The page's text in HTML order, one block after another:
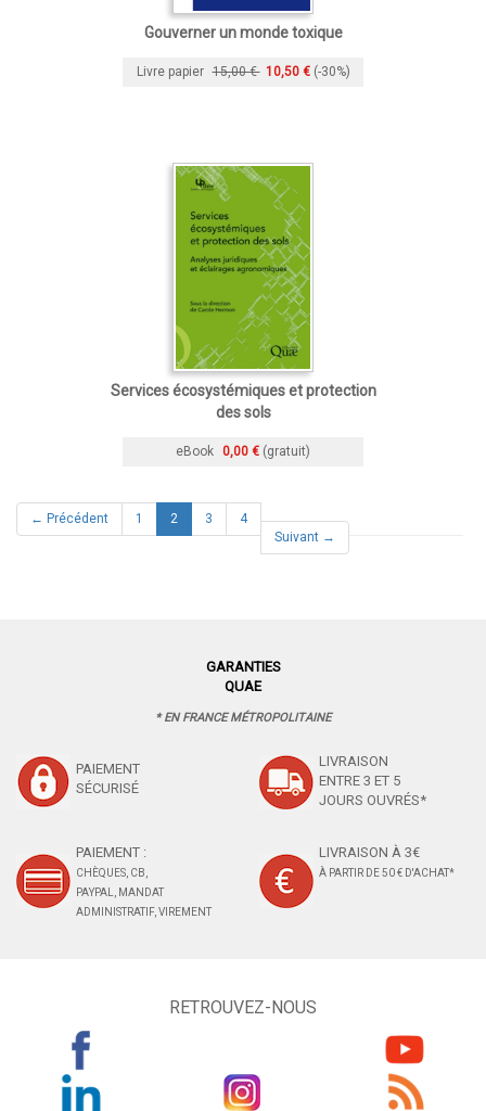
Gouverner un monde toxique
Livre papier 15,00 € 10,50 € (-30%)
Services écosystémiques et protection
des sols
eBook 0,00 € (gratuit)
← Précédent 1 2 (current)
3
4
Suivant →
GARANTIES
QUAE
* EN FRANCE MÉTROPOLITAINE
PAIEMENT
SÉCURISÉ
LIVRAISON
ENTRE 3 ET 5
JOURS OUVRÉS*
PAIEMENT :
CHÈQUES, CB,
PAYPAL, MANDAT
ADMINISTRATIF, VIREMENT
LIVRAISON À 3€
À PARTIR DE 50 € D'ACHAT*
RETROUVEZ-NOUS